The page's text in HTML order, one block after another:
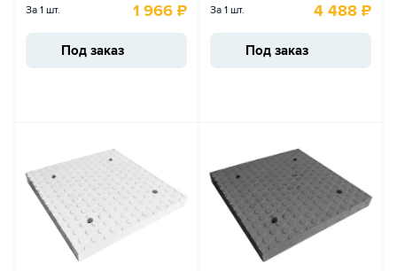
За 1 шт. 1 966 ₽
Под заказ
За 1 шт. 4 488 ₽
Под заказ